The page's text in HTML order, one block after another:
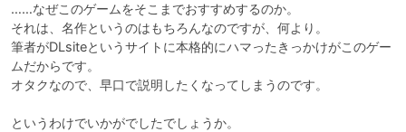
……なぜこのゲームをそこまでおすすめするのか。
それは、名作というのはもちろんなのですが、何より。
筆者がDLsiteというサイトに本格的にハマったきっかけがこのゲー
ムだからです。
オタクなので、早口で説明したくなってしまうのです。
というわけでいかがでしたでしょうか。